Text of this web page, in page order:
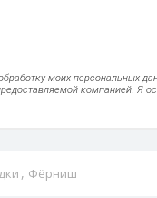
моих персональных
компанией. Я
, Фёрниш